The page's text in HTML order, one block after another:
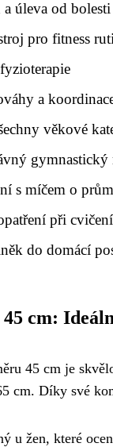
úleva od bolesti
pro fitness
a
věkové
gymnastický
s míčem o
při cvičení
do domácí
cm:
45 cm je
cm. Díky své
u žen, které